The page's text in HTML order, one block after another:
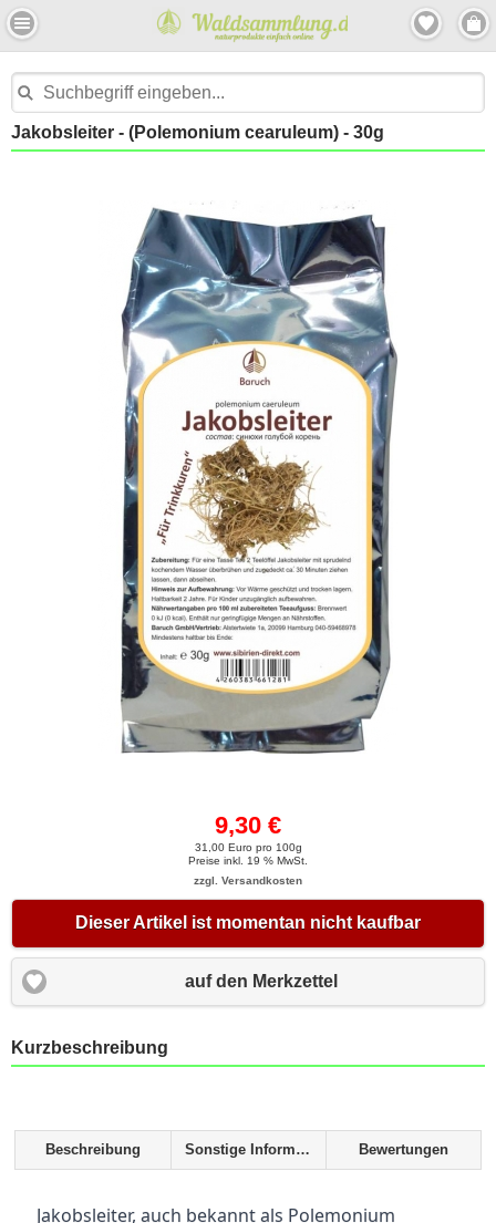
Jakobsleiter - (Polemonium cearuleum) - 30g
9,30 €
31,00 Euro pro 100g
Preise inkl. 19 % MwSt.
zzgl. Versandkosten
Dieser Artikel ist momentan nicht kaufbar
auf den Merkzettel
Kurzbeschreibung
Beschreibung Sonstige Informationen Bewertungen